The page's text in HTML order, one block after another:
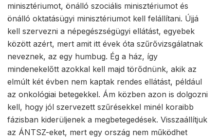
minisztériumot, önálló szociális minisztériumot és
önálló oktatásügyi minisztériumot kell felállítani. Újjá
kell szervezni a népegészségügyi ellátást, egyebek
között azért, mert amit itt évek óta szűrővizsgálatnak
neveznek, az egy humbug. Ég a ház, így
mindenekelőtt azokkal kell majd törődnünk, akik az
elmúlt két évben nem kaptak rendes ellátást, például
az onkológiai betegekkel. Ám közben azon is dolgozni
kell, hogy jól szervezett szűrésekkel minél koraibb
fázisban kiderüljenek a megbetegedések. Visszaállítjuk
az ÁNTSZ-eket, mert egy ország nem működhet